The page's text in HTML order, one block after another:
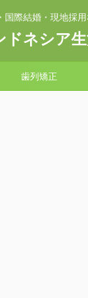
際結婚・現地採
ネシア
歯列矯正